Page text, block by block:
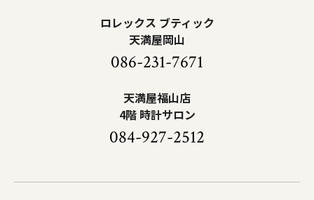
ロレックス ブティック
天満屋岡山
086-231-7671
天満屋福山店
4階 時計サロン
084-927-2512